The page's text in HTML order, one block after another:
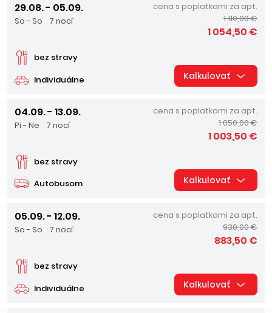
29.08. - 05.09.
So - So 7 nocí
Individuálne
bez stravy
cena s poplatkami za apt.
1 110,00 €
1 054,50 €
Kalkulovať
04.09. - 13.09.
Pi - Ne 7 nocí
Autobusom
bez stravy
cena s poplatkami za apt.
1 050,00 €
1 003,50 €
Kalkulovať
05.09. - 12.09.
So - So 7 nocí
Individuálne
bez stravy
cena s poplatkami za apt.
930,00 €
883,50 €
Kalkulovať